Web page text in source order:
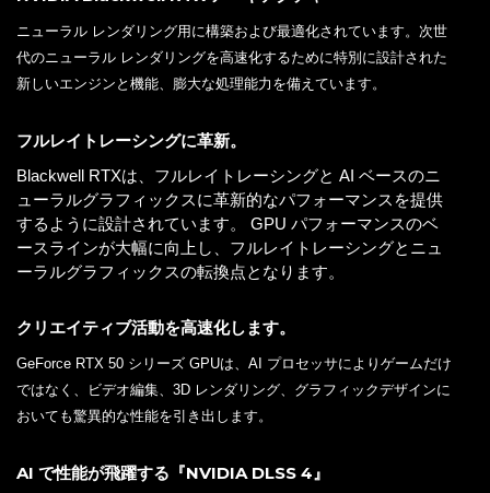
ニューラル レンダリング用に構築および最適化されています。次世
代のニューラル レンダリングを高速化するために特別に設計された
新しいエンジンと機能、膨大な処理能力を備えています。
フルレイトレーシングに革新。
Blackwell RTXは、フルレイトレーシングと AI ベースのニ
ューラルグラフィックスに革新的なパフォーマンスを提供
するように設計されています。 GPU パフォーマンスのベ
ースラインが大幅に向上し、フルレイトレーシングとニュ
ーラルグラフィックスの転換点となります。
クリエイティブ活動を高速化します。
GeForce RTX 50 シリーズ GPUは、AI プロセッサによりゲームだけ
ではなく、ビデオ編集、3D レンダリング、グラフィックデザインに
おいても驚異的な性能を引き出します。
AI で性能が飛躍する『NVIDIA DLSS 4』